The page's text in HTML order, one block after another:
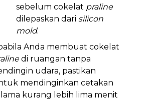
sebelum cokelat praline
dilepaskan dari silicon
mold.
Anda membuat cokelat
di ruangan tanpa
udara, pastikan
mendinginkan cetakan
kurang lebih lima menit